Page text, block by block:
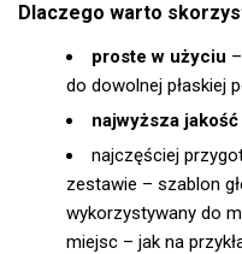
Dlaczego warto
proste w użyciu
do dowolnej płaskiej
najwyższa jakość
najczęściej
zestawie – szablon
wykorzystywany do
miejsc – jak na